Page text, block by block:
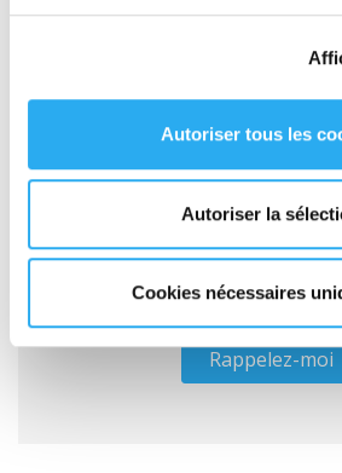
Autoriser tous les
Autoriser la
Cookies nécessaires
Votre devis
GRATUIT
Rappelez-moi